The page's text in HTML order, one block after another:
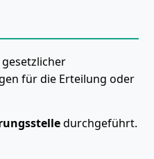
für die Erteilung oder
durchgeführt.